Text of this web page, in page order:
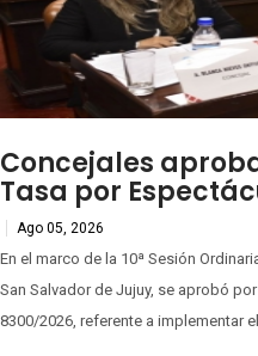
Concejales
Tasa por
Ago 05, 2026
En el marco de la 10ª Sesión
San Salvador de Jujuy, se aprobó
8300/2026, referente a implementar